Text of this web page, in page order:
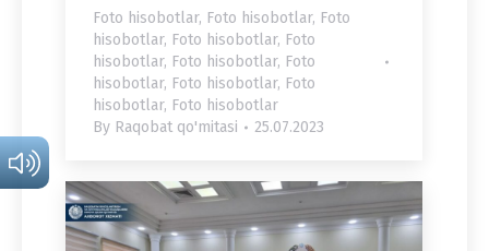
Foto hisobotlar, Foto hisobotlar, Foto
hisobotlar, Foto hisobotlar, Foto
hisobotlar, Foto hisobotlar, Foto
hisobotlar, Foto hisobotlar, Foto
hisobotlar, Foto hisobotlar
By Raqobat qo'mitasi 25.07.2023